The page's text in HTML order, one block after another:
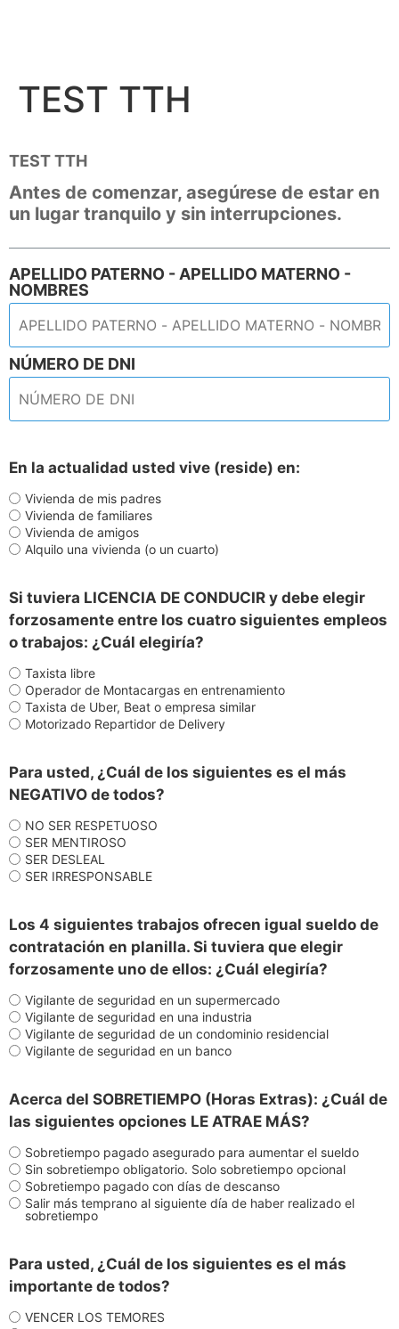
TEST TTH
TEST TTH
Antes de comenzar, asegúrese de estar en
un lugar tranquilo y sin interrupciones.
APELLIDO PATERNO - APELLIDO MATERNO -
NOMBRES
NÚMERO DE DNI
En la actualidad usted vive (reside) en:
Vivienda de mis padres
Vivienda de familiares
Vivienda de amigos
Alquilo una vivienda (o un cuarto)
Si tuviera LICENCIA DE CONDUCIR y debe elegir
forzosamente entre los cuatro siguientes empleos
o trabajos: ¿Cuál elegiría?
Taxista libre
Operador de Montacargas en entrenamiento
Taxista de Uber, Beat o empresa similar
Motorizado Repartidor de Delivery
Para usted, ¿Cuál de los siguientes es el más
NEGATIVO de todos?
NO SER RESPETUOSO
SER MENTIROSO
SER DESLEAL
SER IRRESPONSABLE
Los 4 siguientes trabajos ofrecen igual sueldo de
contratación en planilla. Si tuviera que elegir
forzosamente uno de ellos: ¿Cuál elegiría?
Vigilante de seguridad en un supermercado
Vigilante de seguridad en una industria
Vigilante de seguridad de un condominio residencial
Vigilante de seguridad en un banco
Acerca del SOBRETIEMPO (Horas Extras): ¿Cuál de
las siguientes opciones LE ATRAE MÁS?
Sobretiempo pagado asegurado para aumentar el sueldo
Sin sobretiempo obligatorio. Solo sobretiempo opcional
Sobretiempo pagado con días de descanso
Salir más temprano al siguiente día de haber realizado el
sobretiempo
Para usted, ¿Cuál de los siguientes es el más
importante de todos?
VENCER LOS TEMORES